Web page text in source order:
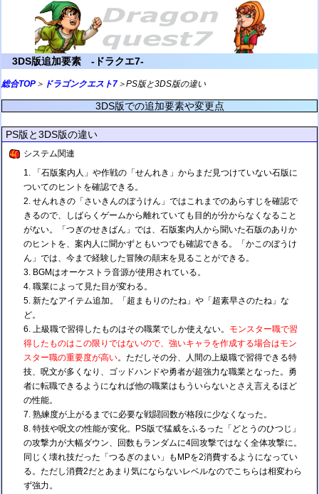
3DS版追加要素 -ドラクエ7-
総合TOP ＞ ドラゴンクエスト7 ＞PS版と3DS版の違い
3DS版での追加要素や変更点
PS版と3DS版の違い
システム関連
「石版案内人」や作戦の「せんれき」からまだ見つけていない石版に
ついてのヒントを確認できる。
せんれきの「さいきんのぼうけん」ではこれまでのあらすじを確認で
きるので、しばらくゲームから離れていても目的が分からなくなること
がない。「つぎのせきばん」では、石版案内人から聞いた石版のありか
のヒントを、案内人に聞かずともいつでも確認できる。「かこのぼうけ
ん」では、今まで経験した冒険の顛末を見ることができる。
BGMはオーケストラ音源が使用されている。
職業によって見た目が変わる。
新たなアイテム追加。「超まもりのたね」や「超素早さのたね」な
ど。
上級職で習得したものはその職業でしか使えない。 モンスター職で習
得したものはこの限りではないので、強いキャラを作成する場合はモン
スター職の重要度が高い。ただしその分、人間の上級職で習得できる特
技、呪文が多くなり、ゴッドハンドや勇者が超強力な職業となった。勇
者に転職できるようになれば他の職業はもういらないとさえ言えるほど
の性能。
熟練度が上がるまでに必要な戦闘回数が格段に少なくなった。
特技や呪文の性能が変化。PS版で猛威をふるった「どとうのひつじ」
の攻撃力が大幅ダウン、回数もランダムに4回攻撃ではなく全体攻撃に。
同じく壊れ技だった「つるぎのまい」もMPを2消費するようになってい
る。ただし消費2だとあまり気にならないレベルなのでこちらは相変わら
ず強力。